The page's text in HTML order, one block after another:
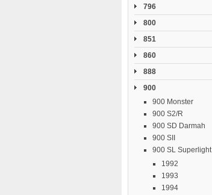
796
800
851
860
888
900
900 Monster
900 S2/R
900 SD Darmah
900 SII
900 SL Superlight
1992
1993
1994